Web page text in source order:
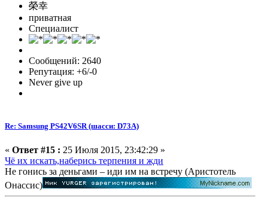
榮幸
приватная
Специалист
Сообщений: 2640
Репутация: +6/-0
Never give up
Re: Samsung PS42V6SR (шасси: D73A)
« Ответ #15 : 25 Июля 2015, 23:42:29 »
Чё их искать,наберись терпения и жди
Не гонись за деньгами – иди им на встречу (Аристотель
Онассис)